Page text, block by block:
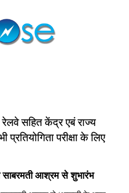
सहित केंद्र एबं राज्य
प्रतियोगिता परीक्षा के लिए
आश्रम से शुभारंभ